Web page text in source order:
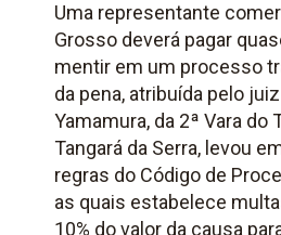
Uma representante
Grosso deverá pagar
mentir em um processo
da pena, atribuída pelo
Yamamura, da 2ª Vara do
Tangará da Serra, levou
regras do Código de
as quais estabelece
10% do valor da causa